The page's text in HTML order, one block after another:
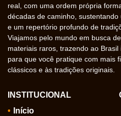
real, com uma ordem própria
décadas de caminho,
e um repertório profundo de
Viajamos pelo mundo em busca
materiais raros, trazendo ao
para que você pratique com mais
clássicos e às tradições originais.
INSTITUCIONAL
Início